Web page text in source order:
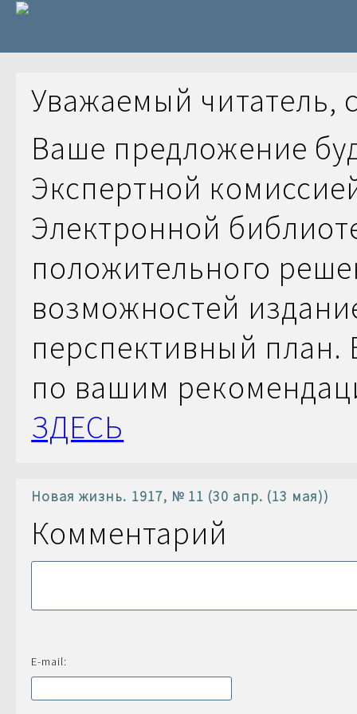
Уважаемый читатель,
Ваше предложение
Экспертной
Электронной
положительного
возможностей
перспективный
по вашим
ЗДЕСЬ
Новая жизнь. 1917, № 11 (30 апр. (13 мая))
Комментарий
E-mail: